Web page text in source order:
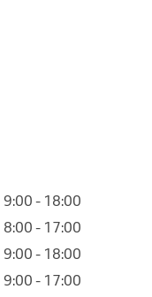
9:00 - 18:00
8:00 - 17:00
9:00 - 18:00
9:00 - 17:00